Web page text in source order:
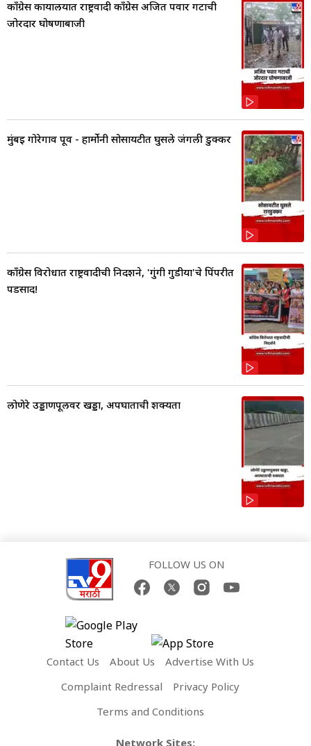
काँग्रेस कार्यालयात राष्ट्रवादी काँग्रेस अजित पवार गटाची
जोरदार घोषणाबाजी
मुंबई गोरेगाव पूर्व - हार्मोनी सोसायटीत घुसले जंगली डुक्कर
काँग्रेस विरोधात राष्ट्रवादीची निदर्शने, 'गुंगी गुडीया'चे पिंपरीत
पडसाद!
लोणेरे उड्डाणपूलवर खड्डा, अपघाताची शक्यता
FOLLOW US ON
Contact Us About Us
Advertise With Us
Complaint Redressal
Privacy Policy
Terms and Conditions
Network Sites: